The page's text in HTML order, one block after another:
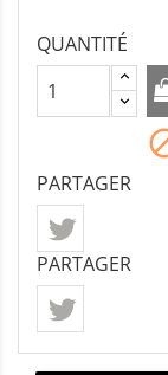
QUANTITÉ
PARTAGER
PARTAGER